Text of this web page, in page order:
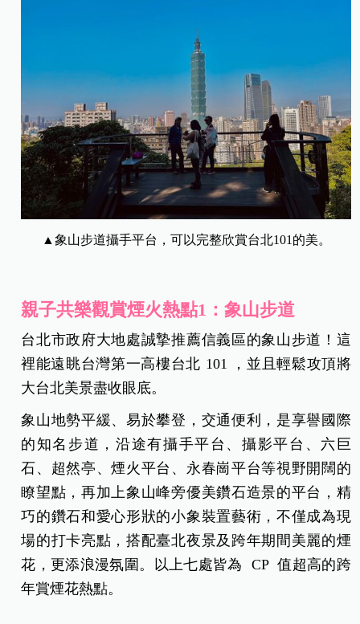
▲象山步道攝手平台，可以完整欣賞台北101的美。
親子共樂觀賞煙火熱點1：象山步道
台北市政府大地處誠摯推薦信義區的象山步道！這
裡能遠眺台灣第一高樓台北 101 ，並且輕鬆攻頂將
大台北美景盡收眼底。
象山地勢平緩、易於攀登，交通便利，是享譽國際
的知名步道，沿途有攝手平台、攝影平台、六巨
石、超然亭、煙火平台、永春崗平台等視野開闊的
瞭望點，再加上象山峰旁優美鑽石造景的平台，精
巧的鑽石和愛心形狀的小象裝置藝術，不僅成為現
場的打卡亮點，搭配臺北夜景及跨年期間美麗的煙
花，更添浪漫氛圍。以上七處皆為 CP 值超高的跨
年賞煙花熱點。